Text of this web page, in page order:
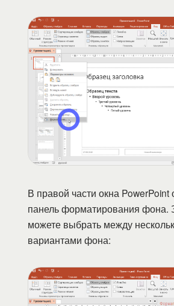
В правой части окна PowerPoint
панель форматирования фона.
можете выбрать между
вариантами фона: